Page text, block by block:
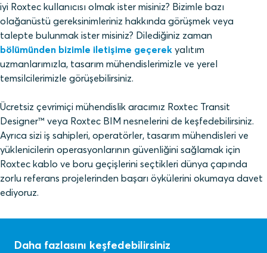
iyi Roxtec kullanıcısı olmak ister misiniz? Bizimle bazı
olağanüstü gereksinimleriniz hakkında görüşmek veya
talepte bulunmak ister misiniz? Dilediğiniz zaman
bölümünden bizimle iletişime geçerek yalıtım
uzmanlarımızla, tasarım mühendislerimizle ve yerel
temsilcilerimizle görüşebilirsiniz.
Ücretsiz çevrimiçi mühendislik aracımız Roxtec Transit
Designer™ veya Roxtec BIM nesnelerini de keşfedebilirsiniz.
Ayrıca sizi iş sahipleri, operatörler, tasarım mühendisleri ve
yüklenicilerin operasyonlarının güvenliğini sağlamak için
Roxtec kablo ve boru geçişlerini seçtikleri dünya çapında
zorlu referans projelerinden başarı öykülerini okumaya davet
ediyoruz.
Daha fazlasını keşfedebilirsiniz